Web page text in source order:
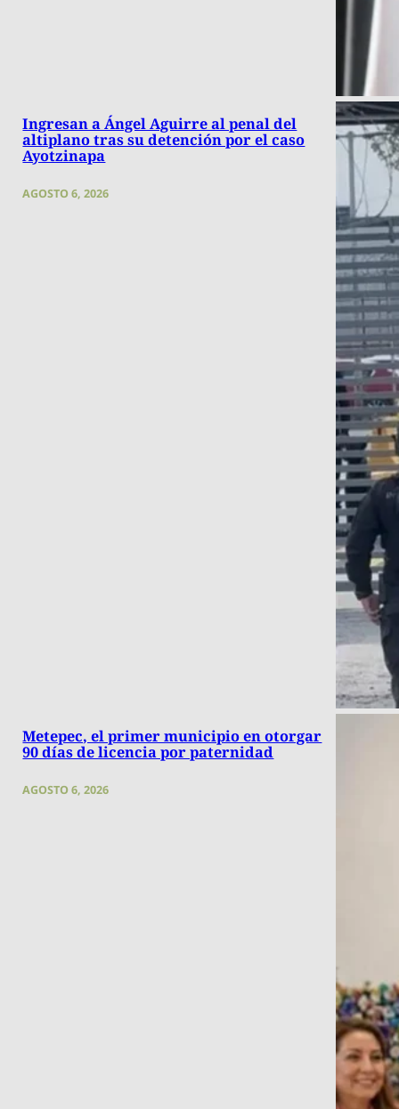
Ingresan a Ángel Aguirre al penal del
altiplano tras su detención por el caso
Ayotzinapa
AGOSTO 6, 2026
Metepec, el primer municipio en otorgar
90 días de licencia por paternidad
AGOSTO 6, 2026